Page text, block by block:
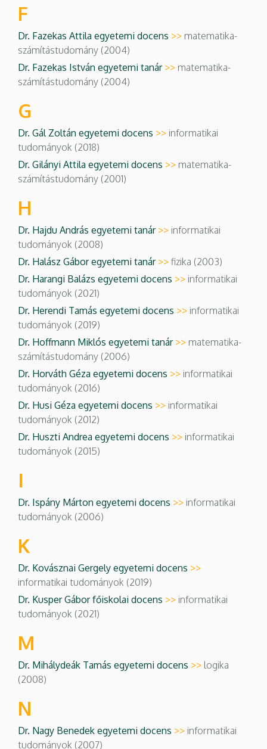
F
Dr. Fazekas Attila egyetemi docens >> matematika-
számítástudomány (2004)
Dr. Fazekas István egyetemi tanár >> matematika-
számítástudomány (2004)
G
Dr. Gál Zoltán egyetemi docens >> informatikai
tudományok (2018)
Dr. Gilányi Attila egyetemi docens >> matematika-
számítástudomány (2001)
H
Dr. Hajdu András egyetemi tanár >> informatikai
tudományok (2008)
Dr. Halász Gábor egyetemi tanár >> fizika (2003)
Dr. Harangi Balázs egyetemi docens >> informatikai
tudományok (2021)
Dr. Herendi Tamás egyetemi docens >> informatikai
tudományok (2019)
Dr. Hoffmann Miklós egyetemi tanár >> matematika-
számítástudomány (2006)
Dr. Horváth Géza egyetemi docens >> informatikai
tudományok (2016)
Dr. Husi Géza egyetemi docens >> informatikai
tudományok (2012)
Dr. Huszti Andrea egyetemi docens >> informatikai
tudományok (2015)
I
Dr. Ispány Márton egyetemi docens >> informatikai
tudományok (2006)
K
Dr. Kovásznai Gergely egyetemi docens >>
informatikai tudományok (2019)
Dr. Kusper Gábor főiskolai docens >> informatikai
tudományok (2021)
M
Dr. Mihálydeák Tamás egyetemi docens >> logika
(2008)
N
Dr. Nagy Benedek egyetemi docens >> informatikai
tudományok (2007)